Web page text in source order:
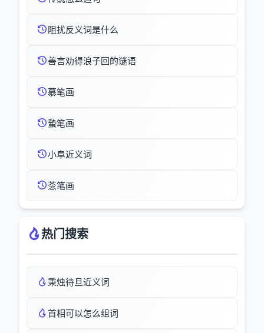
阻扰反义词是什么
善言劝得浪子回的谜语
慕笔画
蟄笔画
小阜近义词
菍笔画
热门搜索
秉烛待旦近义词
首相可以怎么组词